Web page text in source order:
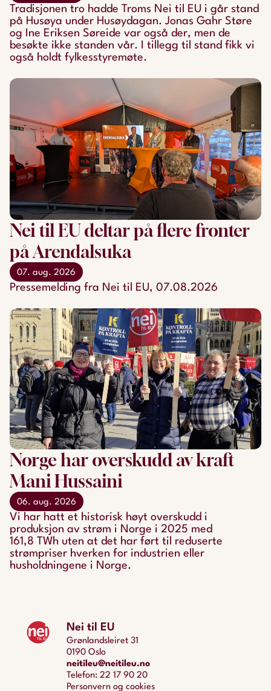
Tradisjonen tro hadde Troms Nei til EU i går stand
på Husøya under Husøydagan. Jonas Gahr Støre
og Ine Eriksen Søreide var også der, men de
besøkte ikke standen vår. I tillegg til stand fikk vi
også holdt fylkesstyremøte.
Nei til EU deltar på flere fronter
på Arendalsuka
07. aug. 2026
Pressemelding fra Nei til EU, 07.08.2026
Norge har overskudd av kraft
Mani Hussaini
06. aug. 2026
Vi har hatt et historisk høyt overskudd i
produksjon av strøm i Norge i 2025 med
161,8 TWh uten at det har ført til reduserte
strømpriser hverken for industrien eller
husholdningene i Norge.
Nei til EU
Grønlandsleiret 31
0190 Oslo
neitileu@neitileu.no
Telefon: 22 17 90 20
Personvern og cookies